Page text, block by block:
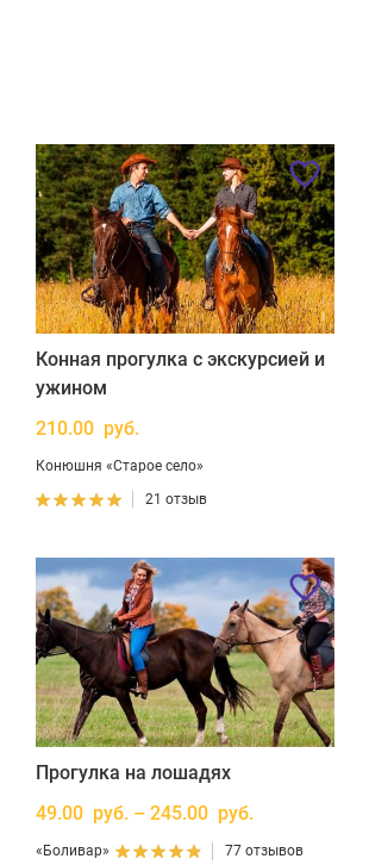
Конная прогулка с экскурсией и
ужином
210.00 руб.
Конюшня «Старое село»
21 отзыв
Прогулка на лошадях
49.00 руб. – 245.00 руб.
«Боливар» 77 отзывов